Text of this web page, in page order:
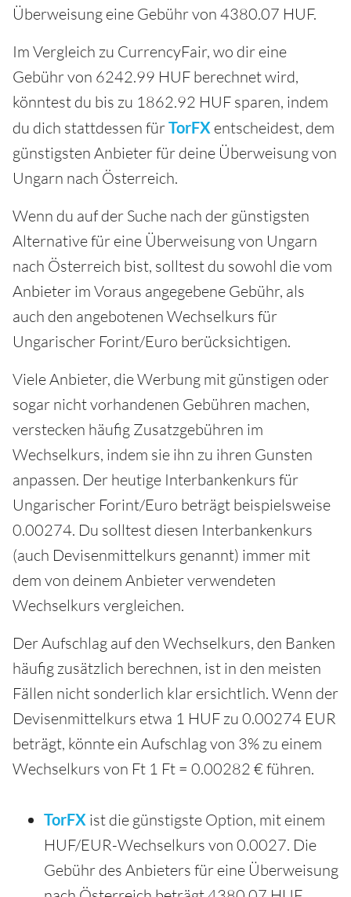
Überweisung eine Gebühr von 4380.07 HUF.
Im Vergleich zu CurrencyFair, wo dir eine
Gebühr von 6242.99 HUF berechnet wird,
könntest du bis zu 1862.92 HUF sparen, indem
du dich stattdessen fürTorFX entscheidest, dem
günstigsten Anbieter für deine Überweisung von
Ungarn nach Österreich.
Wenn du auf der Suche nach der günstigsten
Alternative für eine Überweisung von Ungarn
nach Österreich bist, solltest du sowohl die vom
Anbieter im Voraus angegebene Gebühr, als
auch den angebotenen Wechselkurs für
Ungarischer Forint/Euro berücksichtigen.
Viele Anbieter, die Werbung mit günstigen oder
sogar nicht vorhandenen Gebühren machen,
verstecken häufig Zusatzgebühren im
Wechselkurs, indem sie ihn zu ihren Gunsten
anpassen. Der heutige Interbankenkurs für
Ungarischer Forint/Euro beträgt beispielsweise
0.00274. Du solltest diesen Interbankenkurs
(auch Devisenmittelkurs genannt) immer mit
dem von deinem Anbieter verwendeten
Wechselkurs vergleichen.
Der Aufschlag auf den Wechselkurs, den Banken
häufig zusätzlich berechnen, ist in den meisten
Fällen nicht sonderlich klar ersichtlich. Wenn der
Devisenmittelkurs etwa 1 HUF zu 0.00274 EUR
beträgt, könnte ein Aufschlag von 3% zu einem
Wechselkurs von Ft 1 Ft = 0.00282 € führen.
TorFX ist die günstigste Option, mit einem
HUF/EUR-Wechselkurs von 0.0027. Die
Gebühr des Anbieters für eine Überweisung